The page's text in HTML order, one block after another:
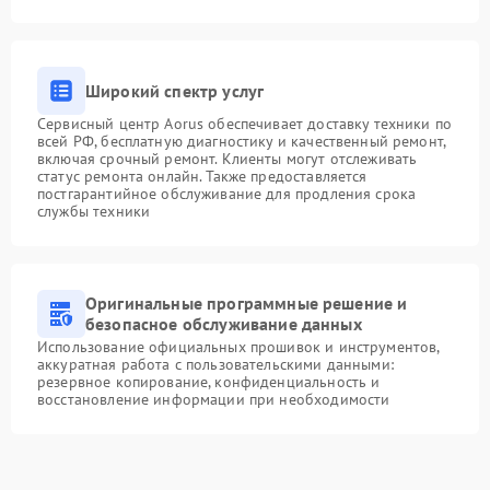
Широкий спектр услуг
Сервисный центр Aorus обеспечивает доставку техники по
всей РФ, бесплатную диагностику и качественный ремонт,
включая срочный ремонт. Клиенты могут отслеживать
статус ремонта онлайн. Также предоставляется
постгарантийное обслуживание для продления срока
службы техники
Оригинальные программные решение и
безопасное обслуживание данных
Использование официальных прошивок и инструментов,
аккуратная работа с пользовательскими данными:
резервное копирование, конфиденциальность и
восстановление информации при необходимости